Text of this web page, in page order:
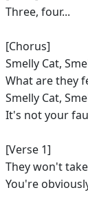
Three, four...
[Chorus]
Smelly Cat,
What are they
Smelly Cat,
It's not your
[Verse 1]
They won't
You're